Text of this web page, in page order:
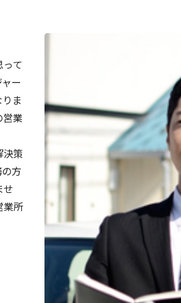
て
ー
ま
営業
決策
方
せ
業所